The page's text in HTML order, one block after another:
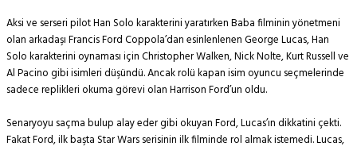
Aksi ve serseri pilot Han Solo karakterini yaratırken Baba filminin yönetmeni
olan arkadaşı Francis Ford Coppola’dan esinlenlenen George Lucas, Han
Solo karakterini oynaması için Christopher Walken, Nick Nolte, Kurt Russell ve
Al Pacino gibi isimleri düşündü. Ancak rolü kapan isim oyuncu seçmelerinde
sadece replikleri okuma görevi olan Harrison Ford’un oldu.
Senaryoyu saçma bulup alay eder gibi okuyan Ford, Lucas’ın dikkatini çekti.
Fakat Ford, ilk başta Star Wars serisinin ilk filminde rol almak istemedi. Lucas,